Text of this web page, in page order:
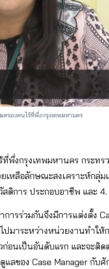
รองคนไร้ที่พึ่งกรุงเทพมหานคร
พึ่งกรุงเทพมหานคร กระท
หลือลักษณะสงเคราะห์กลุ่ม
ดิการ ประกอบอาชีพ และ
ารร่วมกันจึงมีการแต่งตั้ง
มาระหว่างหน่วยงานทำให้
อนเป็นอันดับแรก และจะติด
ลของ Case Manager กับ